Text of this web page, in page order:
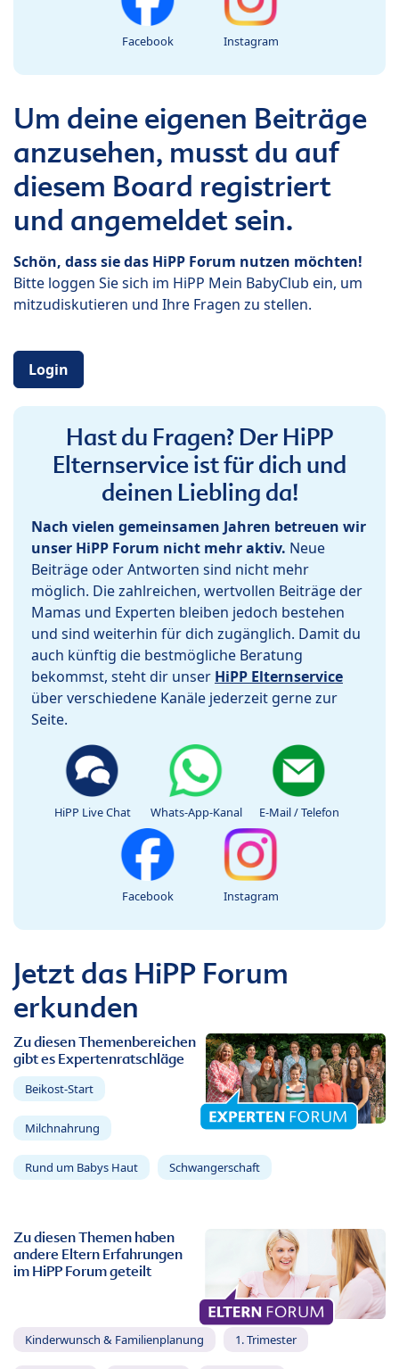
Facebook Instagram
Um deine eigenen Beiträge
anzusehen, musst du auf
diesem Board registriert
und angemeldet sein.
Schön, dass sie das HiPP Forum nutzen möchten!
Bitte loggen Sie sich im HiPP Mein BabyClub ein, um
mitzudiskutieren und Ihre Fragen zu stellen.
Login
Hast du Fragen? Der HiPP
Elternservice ist für dich und
deinen Liebling da!
Nach vielen gemeinsamen Jahren betreuen wir
unser HiPP Forum nicht mehr aktiv. Neue
Beiträge oder Antworten sind nicht mehr
möglich. Die zahlreichen, wertvollen Beiträge der
Mamas und Experten bleiben jedoch bestehen
und sind weiterhin für dich zugänglich. Damit du
auch künftig die bestmögliche Beratung
bekommst, steht dir unser HiPP Elternservice
über verschiedene Kanäle jederzeit gerne zur
Seite.
HiPP Live Chat Whats-App-Kanal E-Mail / Telefon
Facebook Instagram
Jetzt das HiPP Forum
erkunden
Zu diesen Themenbereichen
gibt es Expertenratschläge
Beikost-Start
Milchnahrung
Rund um Babys Haut Schwangerschaft
Zu diesen Themen haben
andere Eltern Erfahrungen
im HiPP Forum geteilt
Kinderwunsch & Familienplanung 1. Trimester